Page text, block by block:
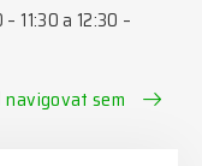
11:30 a 12:30 –
navigovat sem